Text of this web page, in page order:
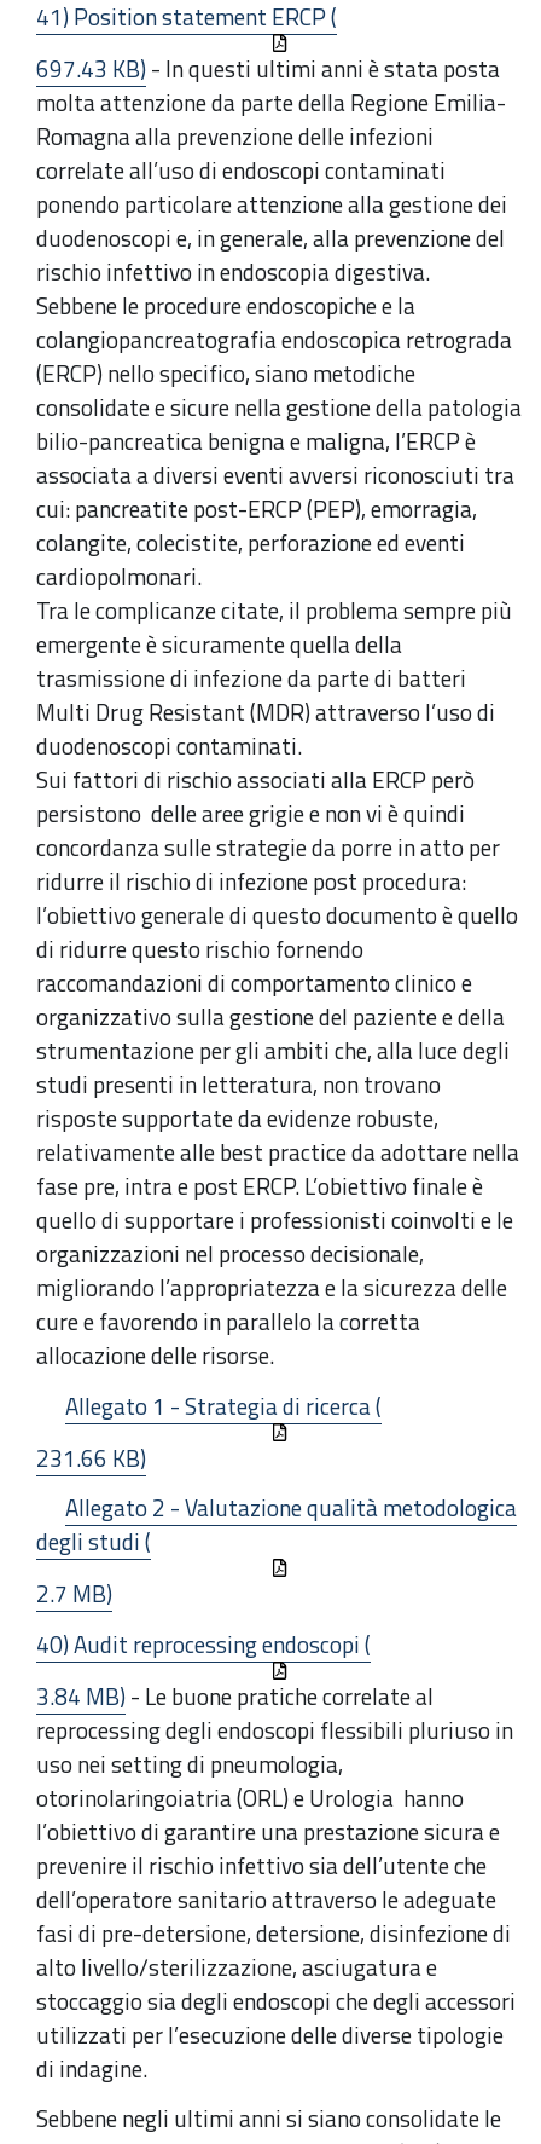
41) Position statement ERCP (
697.43 KB)- In questi ultimi anni è stata posta
molta attenzione da parte della Regione Emilia-
Romagna alla prevenzione delle infezioni
correlate all’uso di endoscopi contaminati
ponendo particolare attenzione alla gestione dei
duodenoscopi e, in generale, alla prevenzione del
rischio infettivo in endoscopia digestiva.
Sebbene le procedure endoscopiche e la
colangiopancreatografia endoscopica retrograda
(ERCP) nello specifico, siano metodiche
consolidate e sicure nella gestione della patologia
bilio-pancreatica benigna e maligna, l’ERCP è
associata a diversi eventi avversi riconosciuti tra
cui: pancreatite post-ERCP (PEP), emorragia,
colangite, colecistite, perforazione ed eventi
cardiopolmonari.
Tra le complicanze citate, il problema sempre più
emergente è sicuramente quella della
trasmissione di infezione da parte di batteri
Multi Drug Resistant (MDR) attraverso l’uso di
duodenoscopi contaminati.
Sui fattori di rischio associati alla ERCP però
persistono delle aree grigie e non vi è quindi
concordanza sulle strategie da porre in atto per
ridurre il rischio di infezione post procedura:
l’obiettivo generale di questo documento è quello
di ridurre questo rischio fornendo
raccomandazioni di comportamento clinico e
organizzativo sulla gestione del paziente e della
strumentazione per gli ambiti che, alla luce degli
studi presenti in letteratura, non trovano
risposte supportate da evidenze robuste,
relativamente alle best practice da adottare nella
fase pre, intra e post ERCP. L’obiettivo finale è
quello di supportare i professionisti coinvolti e le
organizzazioni nel processo decisionale,
migliorando l’appropriatezza e la sicurezza delle
cure e favorendo in parallelo la corretta
allocazione delle risorse.
Allegato 1 - Strategia di ricerca (
231.66 KB)
Allegato 2 - Valutazione qualità metodologica
degli studi (
2.7 MB)
40) Audit reprocessing endoscopi (
3.84 MB)- Le buone pratiche correlate al
reprocessing degli endoscopi flessibili pluriuso in
uso nei setting di pneumologia,
otorinolaringoiatria (ORL) e Urologia hanno
l’obiettivo di garantire una prestazione sicura e
prevenire il rischio infettivo sia dell’utente che
dell’operatore sanitario attraverso le adeguate
fasi di pre-detersione, detersione, disinfezione di
alto livello/sterilizzazione, asciugatura e
stoccaggio sia degli endoscopi che degli accessori
utilizzati per l’esecuzione delle diverse tipologie
di indagine.
Sebbene negli ultimi anni si siano consolidate le